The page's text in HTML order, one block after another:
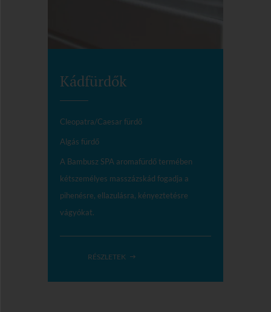
Kádfürdők
Cleopatra/Caesar fürdő
Algás fürdő
A Bambusz SPA aromafürdő termében
kétszemélyes masszázskád fogadja a
pihenésre, ellazulásra, kényeztetésre
vágyókat.
RÉSZLETEK